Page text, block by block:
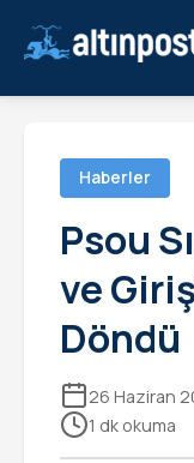
Haberler
Psou
ve
Döndü
26 Haziran
1 dk okuma